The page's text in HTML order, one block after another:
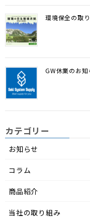
環境保全の取
GW休業のお知
カテゴリー
お知らせ
コラム
商品紹介
当社の取り組み